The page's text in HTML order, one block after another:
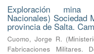
Exploración mina
Nacionales) Sociedad
provincia de Salta.
Cuomo, Jorge R. (
Fabricaciones Militares.